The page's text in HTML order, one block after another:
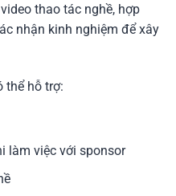
thao tác nghề, hợp
nhận kinh nghiệm để xây
thể hỗ trợ:
làm việc với sponsor